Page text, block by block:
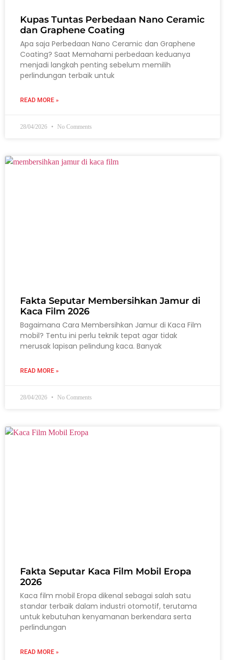
Kupas Tuntas Perbedaan Nano Ceramic
dan Graphene Coating
Apa saja Perbedaan Nano Ceramic dan Graphene
Coating? Saat Memahami perbedaan keduanya
menjadi langkah penting sebelum memilih
perlindungan terbaik untuk
READ MORE »
28/04/2026 No Comments
Fakta Seputar Membersihkan Jamur di
Kaca Film 2026
Bagaimana Cara Membersihkan Jamur di Kaca Film
mobil? Tentu ini perlu teknik tepat agar tidak
merusak lapisan pelindung kaca. Banyak
READ MORE »
28/04/2026 No Comments
Fakta Seputar Kaca Film Mobil Eropa
2026
Kaca film mobil Eropa dikenal sebagai salah satu
standar terbaik dalam industri otomotif, terutama
untuk kebutuhan kenyamanan berkendara serta
perlindungan
READ MORE »